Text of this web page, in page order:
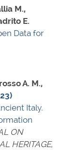
M.,
E.
Data for
A. M.,
Italy.
ON
HERITAGE,